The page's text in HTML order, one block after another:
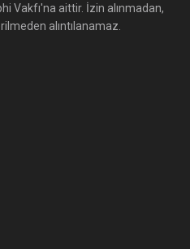
Vakfı'na aittir. İzin alınmadan,
alıntılanamaz.